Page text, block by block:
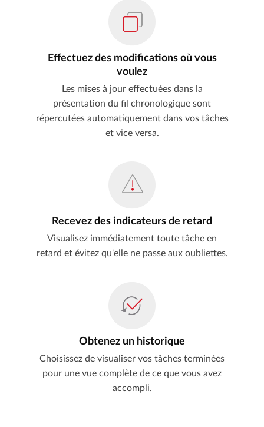
Effectuez des modifications où vous
voulez
Les mises à jour effectuées dans la
présentation du fil chronologique sont
répercutées automatiquement dans vos tâches
et vice versa.
Recevez des indicateurs de retard
Visualisez immédiatement toute tâche en
retard et évitez qu'elle ne passe aux oubliettes.
Obtenez un historique
Choisissez de visualiser vos tâches terminées
pour une vue complète de ce que vous avez
accompli.